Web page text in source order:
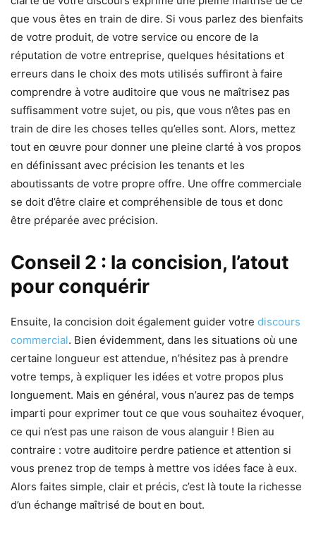
que vous êtes en train de dire. Si vous parlez des bienfaits
de votre produit, de votre service ou encore de la
réputation de votre entreprise, quelques hésitations et
erreurs dans le choix des mots utilisés suffiront à faire
comprendre à votre auditoire que vous ne maîtrisez pas
suffisamment votre sujet, ou pis, que vous n’êtes pas en
train de dire les choses telles qu’elles sont. Alors, mettez
tout en œuvre pour donner une pleine clarté à vos propos
en définissant avec précision les tenants et les
aboutissants de votre propre offre. Une offre commerciale
se doit d’être claire et compréhensible de tous et donc
être préparée avec précision.
Conseil 2 : la concision, l’atout
pour conquérir
Ensuite, la concision doit également guider votre discours
commercial. Bien évidemment, dans les situations où une
certaine longueur est attendue, n’hésitez pas à prendre
votre temps, à expliquer les idées et votre propos plus
longuement. Mais en général, vous n’aurez pas de temps
imparti pour exprimer tout ce que vous souhaitez évoquer,
ce qui n’est pas une raison de vous alanguir ! Bien au
contraire : votre auditoire perdre patience et attention si
vous prenez trop de temps à mettre vos idées face à eux.
Alors faites simple, clair et précis, c’est là toute la richesse
d’un échange maîtrisé de bout en bout.